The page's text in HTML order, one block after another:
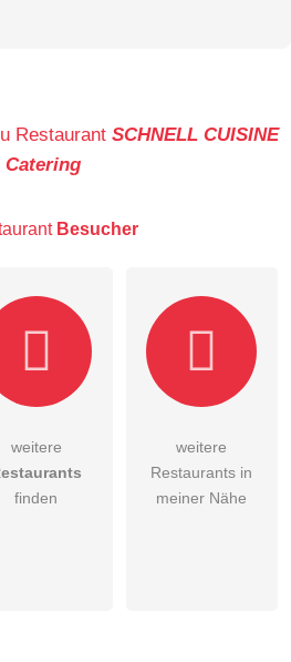
ich zur Kenntnis genommen.
öffentliche Fragen sind
Restaurant SCHNELL CUISINE
Catering
Besucher
weitere
finden
weitere
Restaurants in
meiner Nähe